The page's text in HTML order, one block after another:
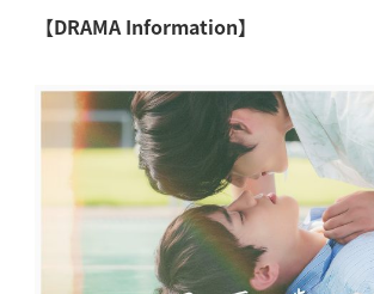
【DRAMA Information】